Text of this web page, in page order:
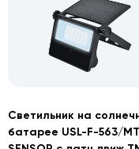
Светильник на
батарее USL-F-563/